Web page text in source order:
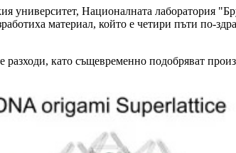
университет, Националната лаборатория
материал, който е четири пъти по-
като същевременно подобряват